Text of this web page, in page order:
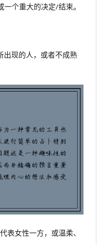
个重大的决定/结束。
出现的人，或者不成熟
表女性一方，或温柔、